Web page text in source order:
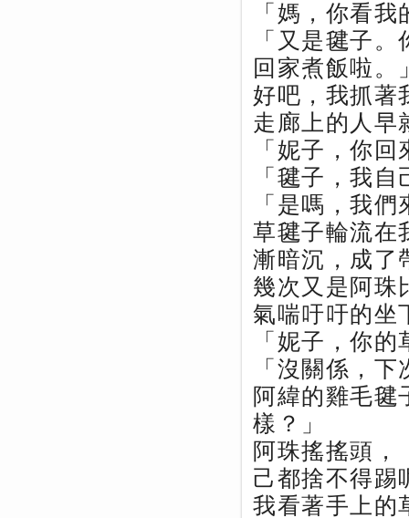
「媽，你看
「又是毽子
回家煮飯啦。
好吧，我抓著
走廊上的人早
「妮子，你
「毽子，我
「是嗎，我
草毽子輪流在
漸暗沉，成了
幾次又是阿珠
氣喘吁吁的坐
「妮子，你
「沒關係，
阿緯的雞毛毽
樣？」
阿珠搖搖頭，
己都捨不得踢
我看著手上的